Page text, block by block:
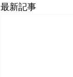
最新記事